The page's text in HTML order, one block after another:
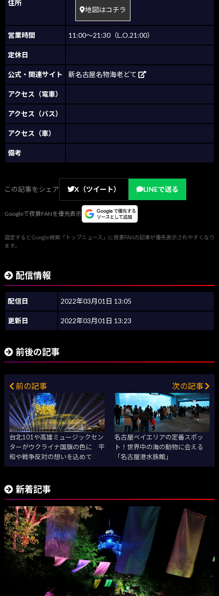
住所
地図はコチラ
営業時間 11:00～21:30（L.O.21:00）
定休日
公式・関連サイト 新名古屋名物海老どて
アクセス（電車）
アクセス（バス）
アクセス（車）
備考
この記事をシェア X（ツイート） LINEで送る
Googleで夜景FANを優先表示
設定するとGoogle検索「トップニュース」に夜景FANの記事が優先表示されやすくなり
ます。
配信情報
配信日 2022年03月01日 13:05
更新日 2022年03月01日 13:23
前後の記事
前の記事
台北101や高雄ミュージックセン
ターがウクライナ国旗の色に 平
和や戦争反対の想いを込めて
次の記事
名古屋ベイエリアの定番スポッ
ト！世界中の海の動物に会える
「名古屋港水族館」
新着記事